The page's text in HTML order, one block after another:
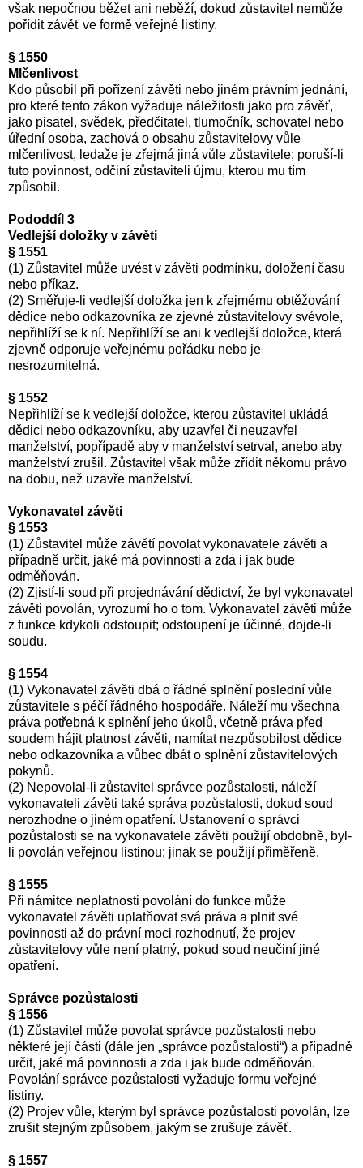
však nepočnou běžet ani neběží, dokud zůstavitel nemůže
pořídit závěť ve formě veřejné listiny.
§ 1550
Mlčenlivost
Kdo působil při pořízení závěti nebo jiném právním jednání,
pro které tento zákon vyžaduje náležitosti jako pro závěť,
jako pisatel, svědek, předčitatel, tlumočník, schovatel nebo
úřední osoba, zachová o obsahu zůstavitelovy vůle
mlčenlivost, ledaže je zřejmá jiná vůle zůstavitele; poruší-li
tuto povinnost, odčiní zůstaviteli újmu, kterou mu tím
způsobil.
Pododdíl 3
Vedlejší doložky v závěti
§ 1551
(1) Zůstavitel může uvést v závěti podmínku, doložení času
nebo příkaz.
(2) Směřuje-li vedlejší doložka jen k zřejmému obtěžování
dědice nebo odkazovníka ze zjevné zůstavitelovy svévole,
nepřihlíží se k ní. Nepřihlíží se ani k vedlejší doložce, která
zjevně odporuje veřejnému pořádku nebo je
nesrozumitelná.
§ 1552
Nepřihlíží se k vedlejší doložce, kterou zůstavitel ukládá
dědici nebo odkazovníku, aby uzavřel či neuzavřel
manželství, popřípadě aby v manželství setrval, anebo aby
manželství zrušil. Zůstavitel však může zřídit někomu právo
na dobu, než uzavře manželství.
Vykonavatel závěti
§ 1553
(1) Zůstavitel může závětí povolat vykonavatele závěti a
případně určit, jaké má povinnosti a zda i jak bude
odměňován.
(2) Zjistí-li soud při projednávání dědictví, že byl vykonavatel
závěti povolán, vyrozumí ho o tom. Vykonavatel závěti může
z funkce kdykoli odstoupit; odstoupení je účinné, dojde-li
soudu.
§ 1554
(1) Vykonavatel závěti dbá o řádné splnění poslední vůle
zůstavitele s péčí řádného hospodáře. Náleží mu všechna
práva potřebná k splnění jeho úkolů, včetně práva před
soudem hájit platnost závěti, namítat nezpůsobilost dědice
nebo odkazovníka a vůbec dbát o splnění zůstavitelových
pokynů.
(2) Nepovolal-li zůstavitel správce pozůstalosti, náleží
vykonavateli závěti také správa pozůstalosti, dokud soud
nerozhodne o jiném opatření. Ustanovení o správci
pozůstalosti se na vykonavatele závěti použijí obdobně, byl-
li povolán veřejnou listinou; jinak se použijí přiměřeně.
§ 1555
Při námitce neplatnosti povolání do funkce může
vykonavatel závěti uplatňovat svá práva a plnit své
povinnosti až do právní moci rozhodnutí, že projev
zůstavitelovy vůle není platný, pokud soud neučiní jiné
opatření.
Správce pozůstalosti
§ 1556
(1) Zůstavitel může povolat správce pozůstalosti nebo
některé její části (dále jen „správce pozůstalosti“) a případně
určit, jaké má povinnosti a zda i jak bude odměňován.
Povolání správce pozůstalosti vyžaduje formu veřejné
listiny.
(2) Projev vůle, kterým byl správce pozůstalosti povolán, lze
zrušit stejným způsobem, jakým se zrušuje závěť.
§ 1557